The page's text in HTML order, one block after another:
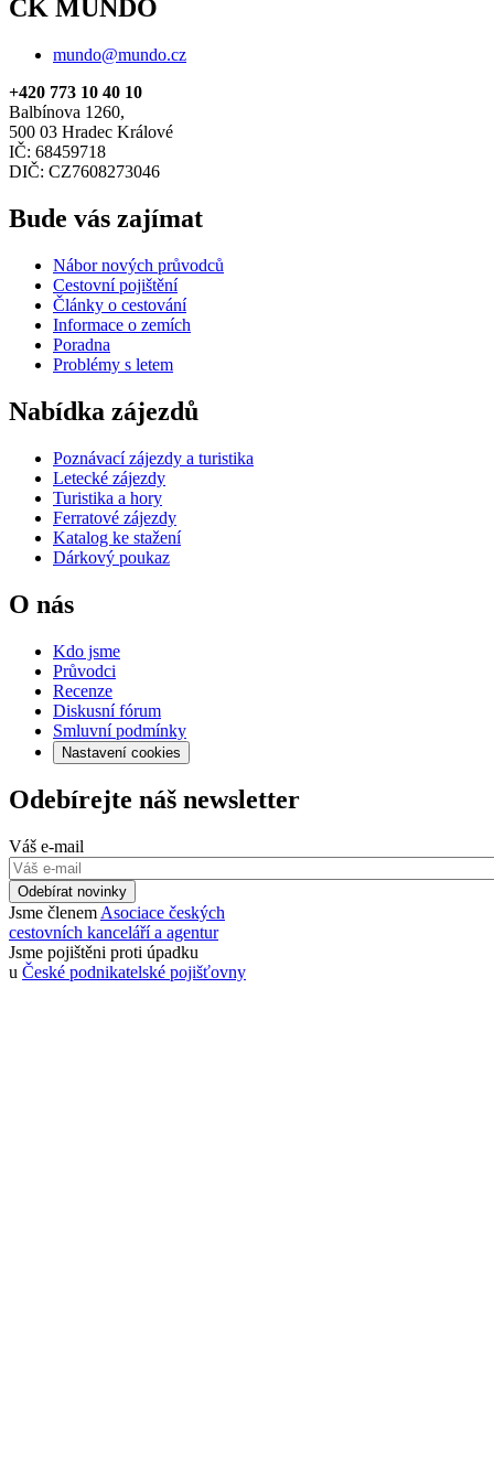
CK MUNDO
mundo@mundo.cz
+420 773 10 40 10
Balbínova 1260,
500 03 Hradec Králové
IČ: 68459718
DIČ: CZ7608273046
Bude vás zajímat
Nábor nových průvodců
Cestovní pojištění
Články o cestování
Informace o zemích
Poradna
Problémy s letem
Nabídka zájezdů
Poznávací zájezdy a turistika
Letecké zájezdy
Turistika a hory
Ferratové zájezdy
Katalog ke stažení
Dárkový poukaz
O nás
Kdo jsme
Průvodci
Recenze
Diskusní fórum
Smluvní podmínky
Nastavení cookies
Odebírejte náš newsletter
Váš e-mail
Odebírat novinky
Jsme členem Asociace českých
cestovních kanceláří a agentur
Jsme pojištěni proti úpadku
u České podnikatelské pojišťovny